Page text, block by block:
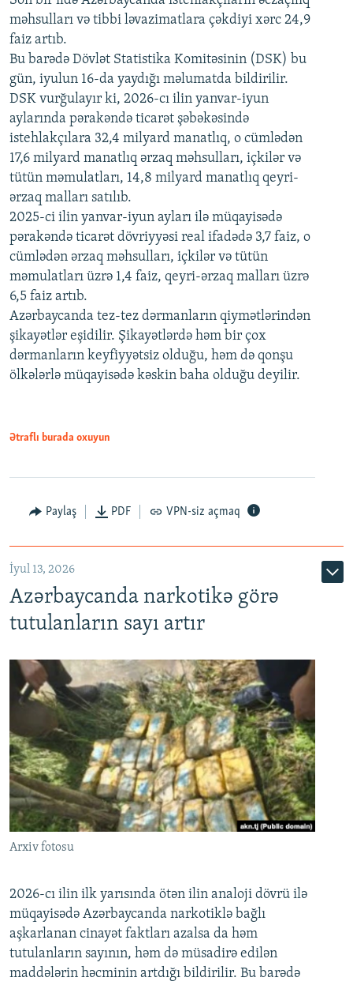
Auto 240p 360p 480p
720p 1080p
480p
720p
1080p
məhsulları və tibbi ləvazimatlara çəkdiyi xərc 24,9
faiz artıb.
Bu barədə Dövlət Statistika Komitəsinin (DSK) bu
gün, iyulun 16-da yaydığı məlumatda bildirilir.
DSK vurğulayır ki, 2026-cı ilin yanvar-iyun
aylarında pərakəndə ticarət şəbəkəsində
istehlakçılara 32,4 milyard manatlıq, o cümlədən
17,6 milyard manatlıq ərzaq məhsulları, içkilər və
tütün məmulatları, 14,8 milyard manatlıq qeyri-
ərzaq malları satılıb.
2025-ci ilin yanvar-iyun ayları ilə müqayisədə
pərakəndə ticarət dövriyyəsi real ifadədə 3,7 faiz, o
cümlədən ərzaq məhsulları, içkilər və tütün
məmulatları üzrə 1,4 faiz, qeyri-ərzaq malları üzrə
6,5 faiz artıb.
Azərbaycanda tez-tez dərmanların qiymətlərindən
şikayətlər eşidilir. Şikayətlərdə həm bir çox
dərmanların keyfiyyətsiz olduğu, həm də qonşu
ölkələrlə müqayisədə kəskin baha olduğu deyilir.
Ətraflı burada oxuyun
Paylaş PDF VPN-siz açmaq
İyul 13, 2026
Azərbaycanda narkotikə görə
tutulanların sayı artır
Arxiv fotosu
2026-cı ilin ilk yarısında ötən ilin analoji dövrü ilə
müqayisədə Azərbaycanda narkotiklə bağlı
aşkarlanan cinayət faktları azalsa da həm
tutulanların sayının, həm də müsadirə edilən
maddələrin həcminin artdığı bildirilir. Bu barədə